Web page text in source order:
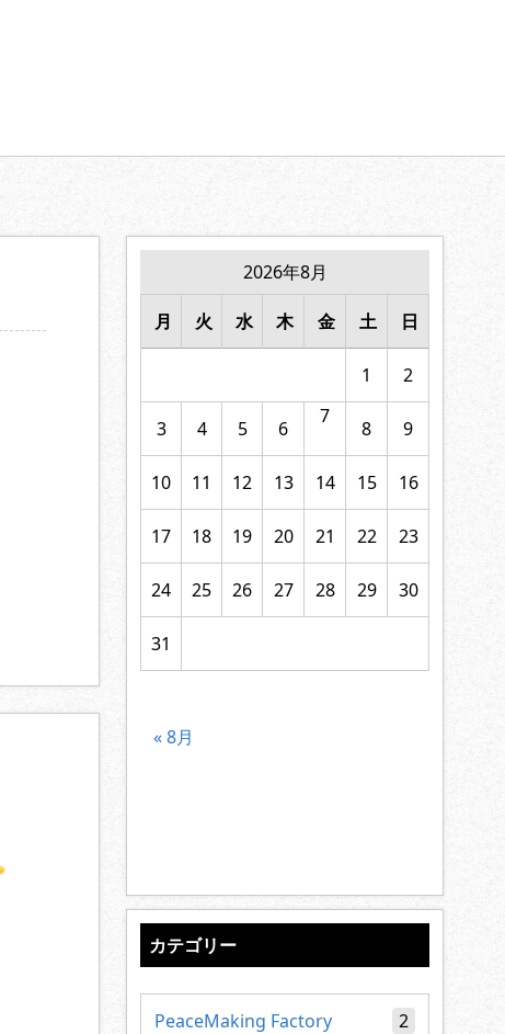
2026年8月
月 火 水 木 金 土 日
1 2
3 4 5 6
7
8 9
10 11 12 13 14 15 16
17 18 19 20 21 22 23
24 25 26 27 28 29 30
31
« 8月
カテゴリー
PeaceMaking Factory 2